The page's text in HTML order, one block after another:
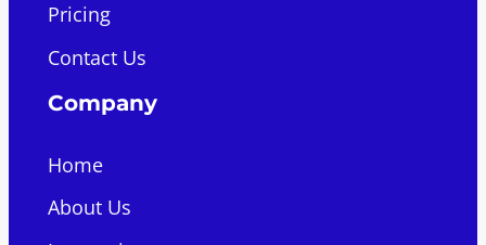
Pricing
Contact Us
Company
Home
About Us